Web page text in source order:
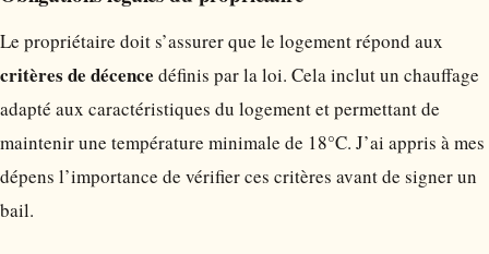
Le propriétaire doit s’assurer que le logement répond aux
critères de décence définis par la loi. Cela inclut un chauffage
adapté aux caractéristiques du logement et permettant de
maintenir une température minimale de 18°C. J’ai appris à mes
dépens l’importance de vérifier ces critères avant de signer un
bail.